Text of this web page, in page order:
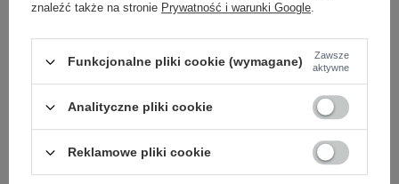
Zobacz wszystkie kolory (+1)
ZALOGUJ SIĘ I ZOBACZ CENĘ
Masz pytanie? Chętnie pomożemy.
znaleźć także na stronie Prywatność i warunki Google.
Funkcjonalne pliki cookie (wymagane)
Zawsze
aktywne
Analityczne pliki cookie
Reklamowe pliki cookie